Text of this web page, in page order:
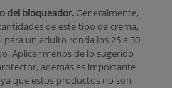
del bloqueador. Generalmente,
de este tipo de crema,
para un adulto ronda los 25 a 30
Aplicar menos de lo sugerido
además es importante
que estos productos no son